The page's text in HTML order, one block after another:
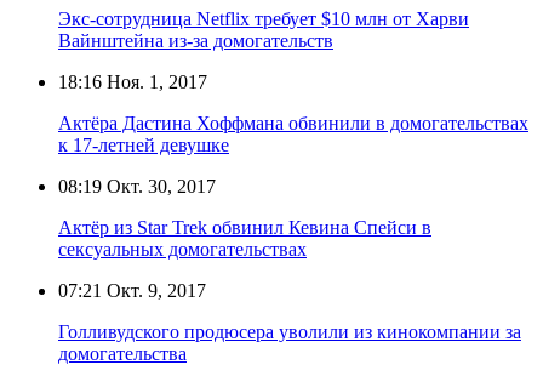
Экс-сотрудница Netflix требует $10 млн от Харви
Вайнштейна из-за домогательств
18:16 Ноя. 1, 2017
Актёра Дастина Хоффмана обвинили в домогательствах
к 17-летней девушке
08:19 Окт. 30, 2017
Актёр из Star Trek обвинил Кевина Спейси в
сексуальных домогательствах
07:21 Окт. 9, 2017
Голливудского продюсера уволили из кинокомпании за
домогательства